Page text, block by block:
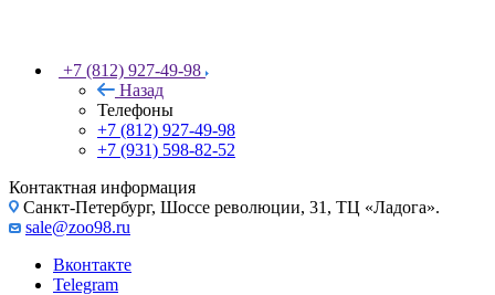
+7 (812) 927-49-98
Назад
Телефоны
+7 (812) 927-49-98
+7 (931) 598-82-52
Контактная информация
Санкт-Петербург, Шоссе революции, 31, ТЦ «Ладога».
sale@zoo98.ru
Вконтакте
Telegram